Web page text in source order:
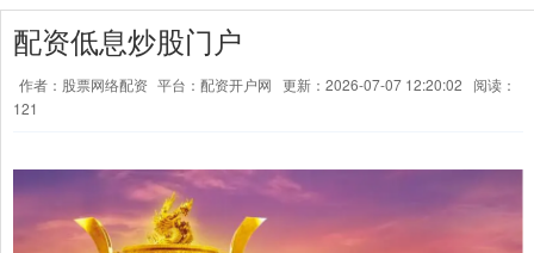
配资低息炒股门户
作者：股票网络配资 平台：配资开户网 更新：2026-07-07 12:20:02
阅读：
121